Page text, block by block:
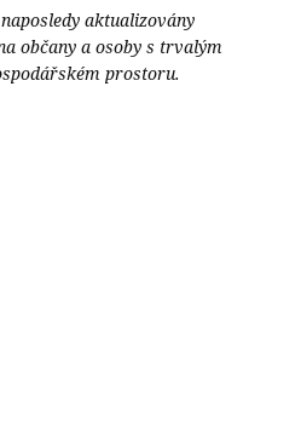
aktualizovány
občany a osoby s trvalým
prostoru.